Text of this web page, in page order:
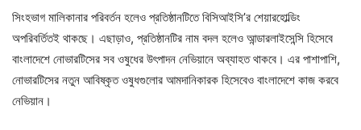
সিংহভাগ মালিকানার পরিবর্তন হলেও প্রতিষ্ঠানটিতে বিসিআইসি’র শেয়ারহোল্ডিং
অপরিবর্তিতই থাকছে। এছাড়াও, প্রতিষ্ঠানটির নাম বদল হলেও আন্ডারলাইসেন্সি হিসেবে
বাংলাদেশে নোভারটিসের সব ওষুধের উৎপাদন নেভিয়ানে অব্যাহত থাকবে। এর পাশাপাশি,
নোভারটিসের নতুন আবিষ্কৃত ওষুধগুলোর আমদানিকারক হিসেবেও বাংলাদেশে কাজ করবে
নেভিয়ান।